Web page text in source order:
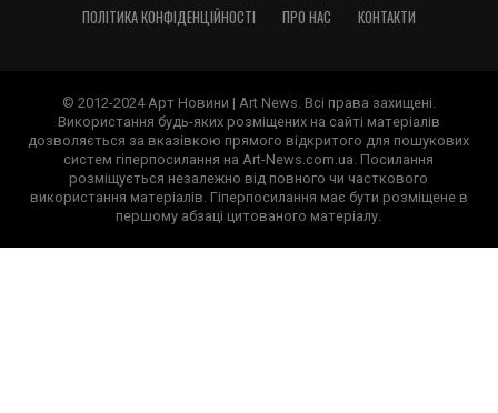
ПОЛІТИКА КОНФІДЕНЦІЙНОСТІ ПРО НАС КОНТАКТИ
© 2012-2024 Арт Новини | Art News. Всі права захищені.
Використання будь-яких розміщених на сайті матеріалів
дозволяється за вказівкою прямого відкритого для пошукових
систем гіперпосилання на Art-News.com.ua. Посилання
розміщується незалежно від повного чи часткового
використання матеріалів. Гіперпосилання має бути розміщене в
першому абзаці цитованого матеріалу.